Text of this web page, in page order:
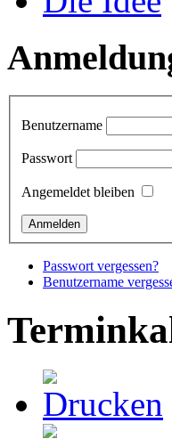
Benutzername
Passwort
Angemeldet bleiben
Passwort vergessen?
Benutzername